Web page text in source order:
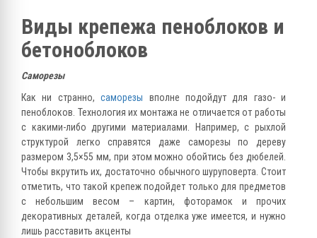
Виды крепежа пеноблоков и
бетоноблоков
Саморезы
Как ни странно,саморезы вполне подойдут для газо- и
пеноблоков. Технология их монтажа не отличается от работы
с какими-либо другими материалами. Например, с рыхлой
структурой легко справятся даже саморезы по дереву
размером 3,5×55 мм, при этом можно обойтись без дюбелей.
Чтобы вкрутить их, достаточно обычного шуруповерта. Стоит
отметить, что такой крепеж подойдет только для предметов
с небольшим весом – картин, фоторамок и прочих
декоративных деталей, когда отделка уже имеется, и нужно
лишь расставить акценты